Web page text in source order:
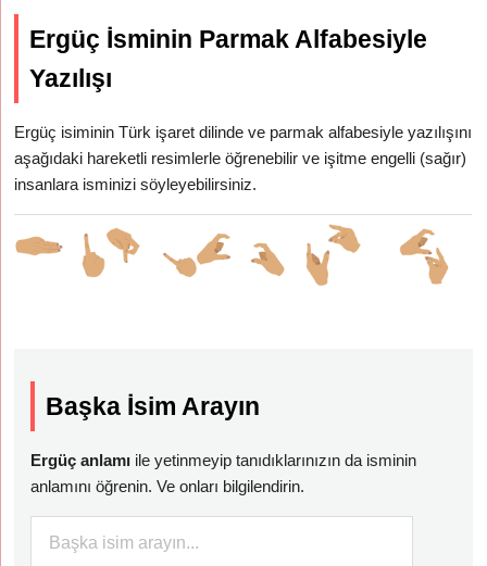
Ergüç İsminin Parmak Alfabesiyle
Yazılışı
Ergüç isiminin Türk işaret dilinde ve parmak alfabesiyle yazılışını
aşağıdaki hareketli resimlerle öğrenebilir ve işitme engelli (sağır)
insanlara isminizi söyleyebilirsiniz.
Başka İsim Arayın
Ergüç anlamı ile yetinmeyip tanıdıklarınızın da isminin
anlamını öğrenin. Ve onları bilgilendirin.